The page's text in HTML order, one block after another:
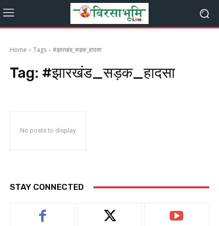
Home Tags #झारखंड_सड़क_हादसा
Tag: #झारखंड_सड़क_हादसा
No posts to display
STAY CONNECTED